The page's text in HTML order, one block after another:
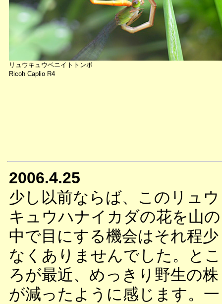
リュウキュウベニイトトンボ
Ricoh Caplio R4
2006.4.25
少し以前ならば、このリュウ
キュウハナイカダの花を山の
中で目にする機会はそれ程少
なくありませんでした。とこ
ろが最近、めっきり野生の株
が減ったように感じます。一